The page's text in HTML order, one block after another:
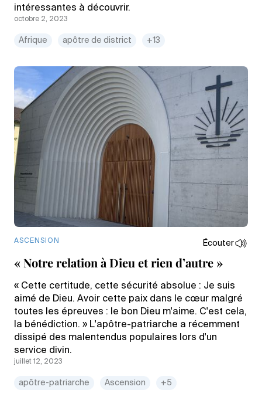
intéressantes à découvrir.
octobre 2, 2023
Afrique apôtre de district +13
ASCENSION Écouter
« Notre relation à Dieu et rien d’autre »
« Cette certitude, cette sécurité absolue : Je suis
aimé de Dieu. Avoir cette paix dans le cœur malgré
toutes les épreuves : le bon Dieu m'aime. C'est cela,
la bénédiction. » L'apôtre-patriarche a récemment
dissipé des malentendus populaires lors d'un
service divin.
juillet 12, 2023
apôtre-patriarche Ascension +5